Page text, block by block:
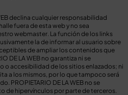
declina cualquier responsabilidad
fuera de esta web y no sea
webmaster. La función de los links
la de informar al usuario sobre
de ampliar los contenidos que
DE LA WEB no garantiza ni se
o accesibilidad de los sitios enlazados; ni
a los mismos, por lo que tampoco será
PROPIETARIO DE LA WEB no se
de hipervínculos por parte de terceros.